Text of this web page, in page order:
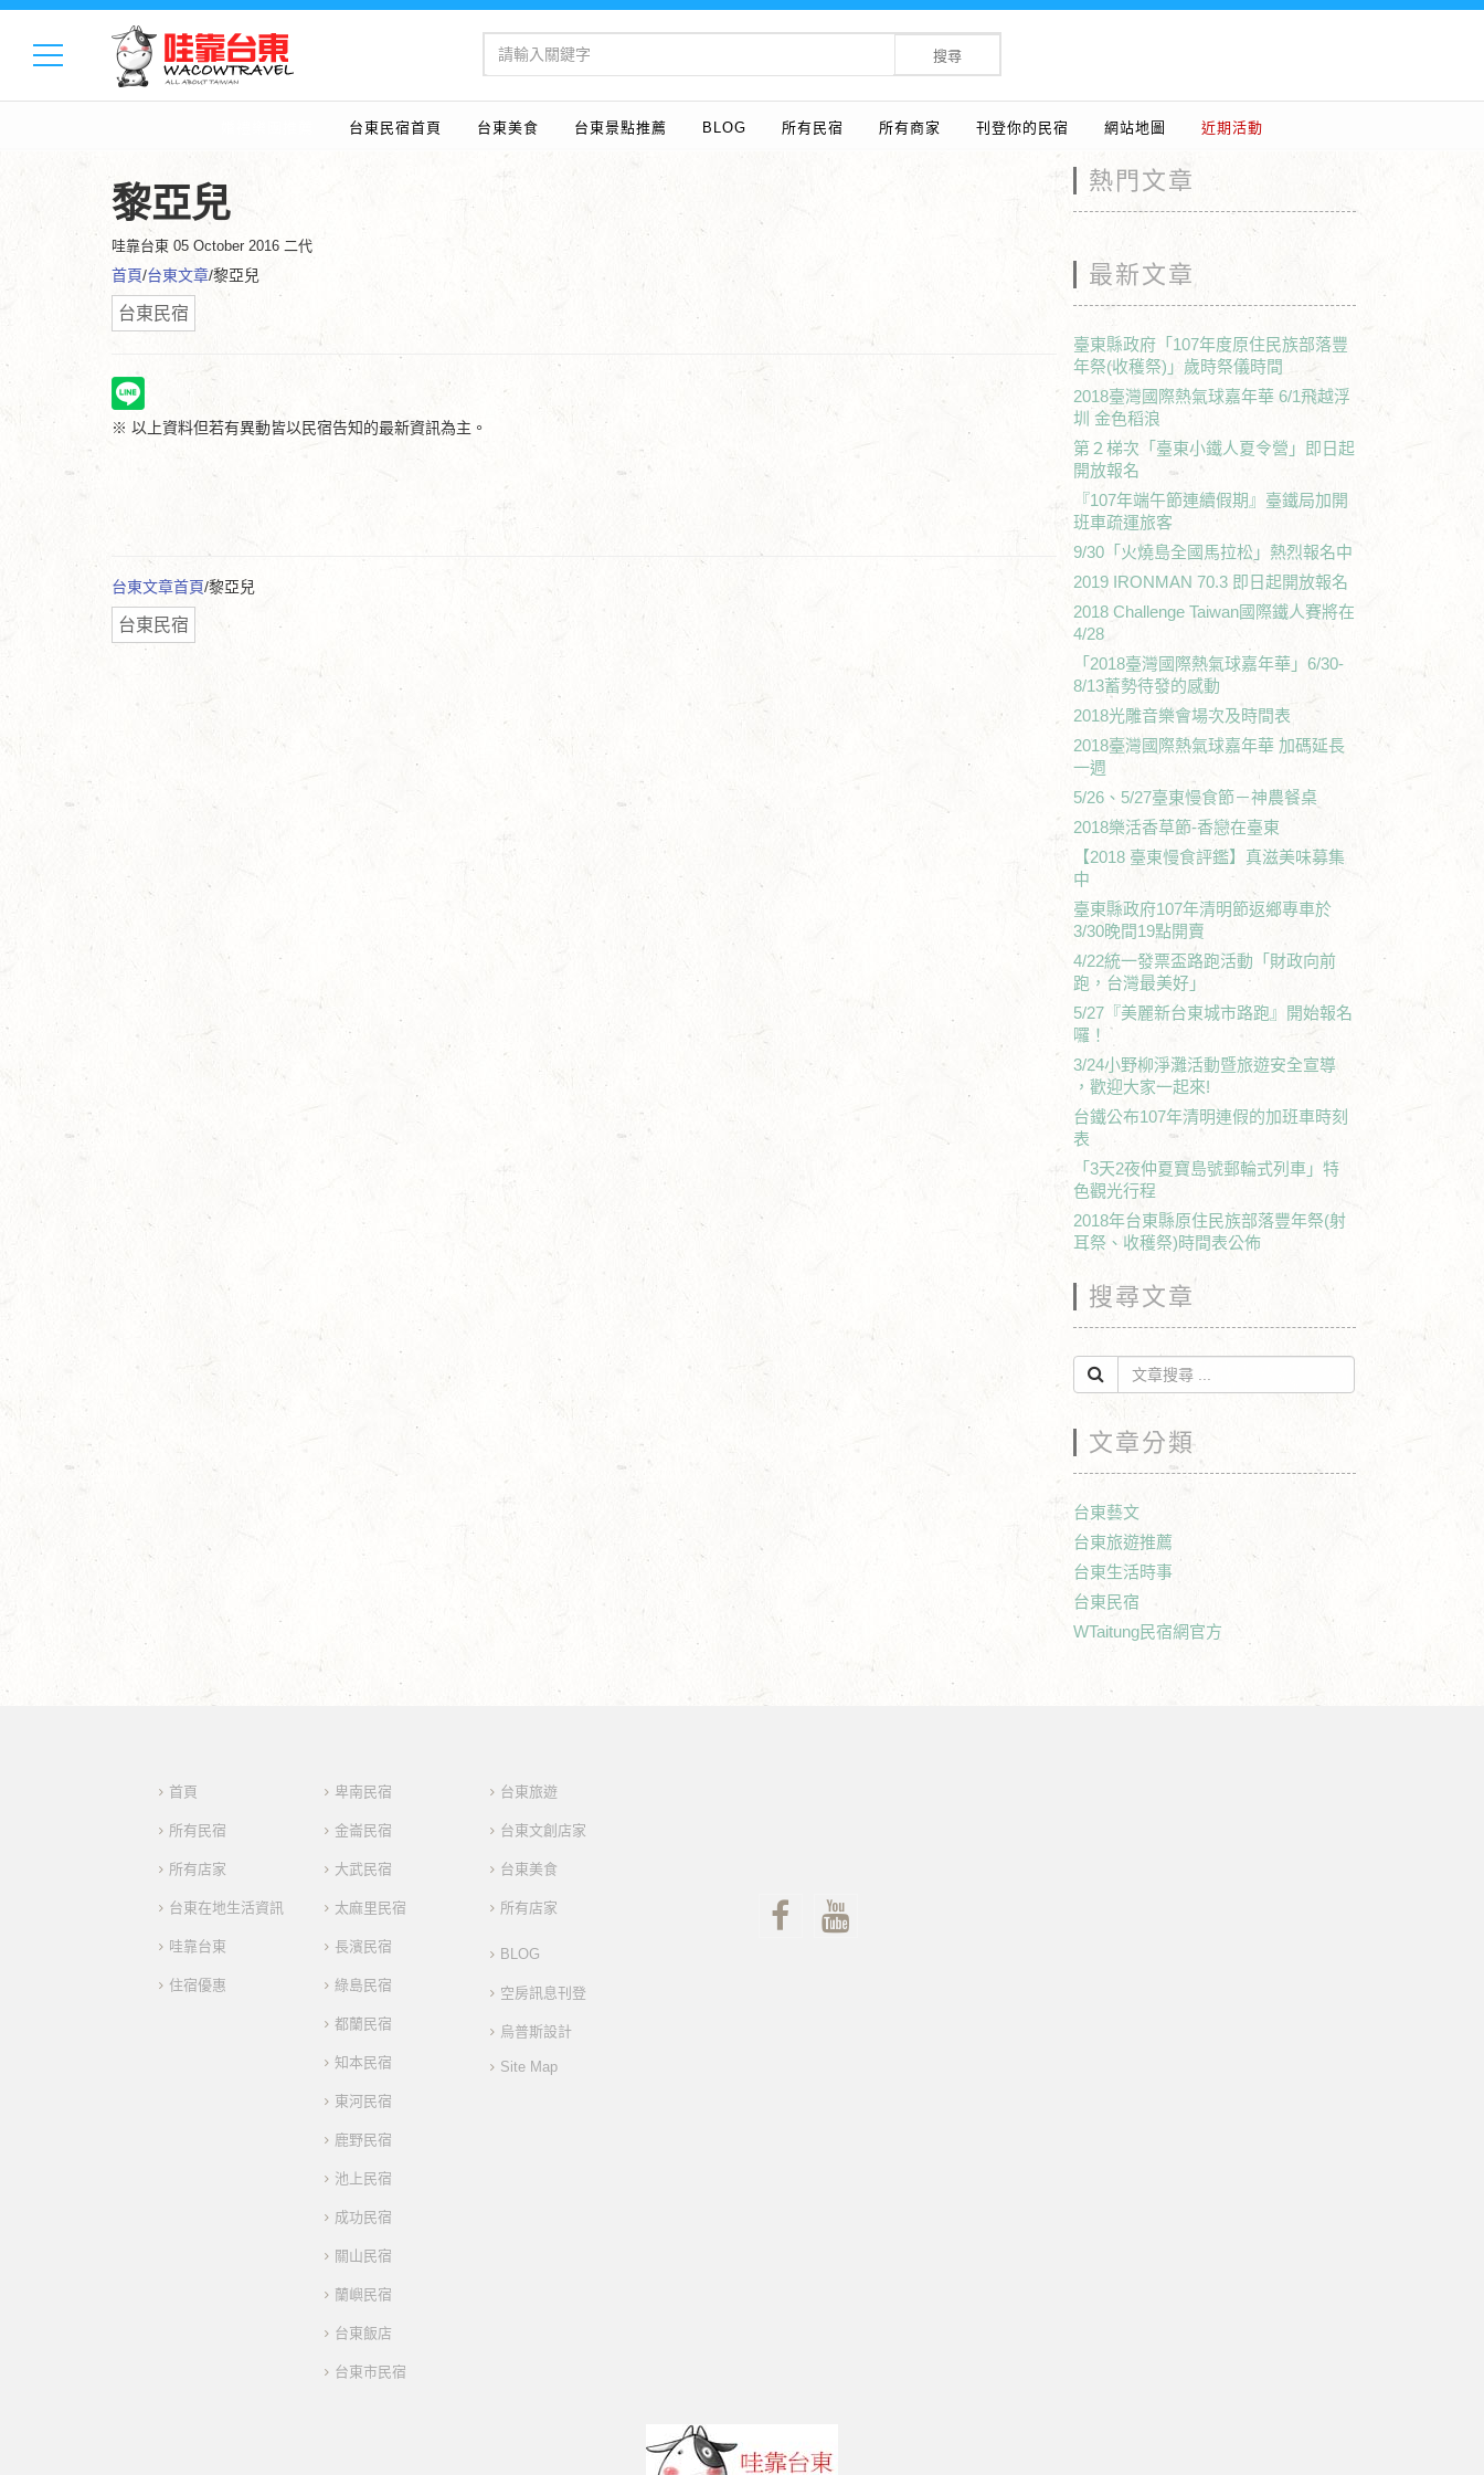
搜尋
台東民宿首頁 台東美食 台東景點推薦 BLOG 所有民宿 所有商家 刊登你的民宿 網站地圖 近期活動
黎亞兒
哇靠台東 05 October 2016 二代
首頁/台東文章/黎亞兒
台東民宿
※ 以上資料但若有異動皆以民宿告知的最新資訊為主。
台東文章首頁/黎亞兒
台東民宿
熱門文章
最新文章
臺東縣政府「107年度原住民族部落豐
年祭(收穫祭)」歲時祭儀時間
2018臺灣國際熱氣球嘉年華 6/1飛越浮
圳 金色稻浪
第２梯次「臺東小鐵人夏令營」即日起
開放報名
『107年端午節連續假期』臺鐵局加開
班車疏運旅客
9/30「火燒島全國馬拉松」熱烈報名中
2019 IRONMAN 70.3 即日起開放報名
2018 Challenge Taiwan國際鐵人賽將在
4/28
「2018臺灣國際熱氣球嘉年華」6/30-
8/13蓄勢待發的感動
2018光雕音樂會場次及時間表
2018臺灣國際熱氣球嘉年華 加碼延長
一週
5/26、5/27臺東慢食節－神農餐桌
2018樂活香草節-香戀在臺東
【2018 臺東慢食評鑑】真滋美味募集
中
臺東縣政府107年清明節返鄉專車於
3/30晚間19點開賣
4/22統一發票盃路跑活動「財政向前
跑，台灣最美好」
5/27『美麗新台東城市路跑』開始報名
囉！
3/24小野柳淨灘活動暨旅遊安全宣導
，歡迎大家一起來!
台鐵公布107年清明連假的加班車時刻
表
「3天2夜仲夏寶島號郵輪式列車」特
色觀光行程
2018年台東縣原住民族部落豐年祭(射
耳祭、收穫祭)時間表公佈
搜尋文章
文章分類
台東藝文
台東旅遊推薦
台東生活時事
台東民宿
WTaitung民宿網官方
首頁
所有民宿
所有店家
台東在地生活資訊
哇靠台東
住宿優惠
卑南民宿
金崙民宿
大武民宿
太麻里民宿
長濱民宿
綠島民宿
都蘭民宿
知本民宿
東河民宿
鹿野民宿
池上民宿
成功民宿
關山民宿
蘭嶼民宿
台東飯店
台東市民宿
台東旅遊
台東文創店家
台東美食
所有店家
BLOG
空房訊息刊登
烏普斯設計
Site Map